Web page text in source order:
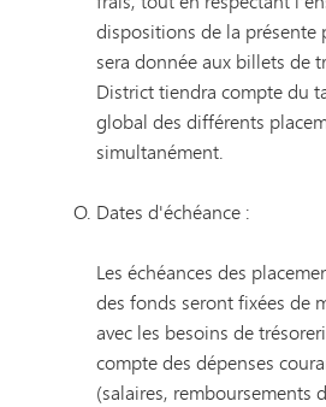
dispositions de la présente
sera donnée aux billets de
District tiendra compte du
global des différents
simultanément.
Dates d'échéance :
Les échéances des
des fonds seront fixées de
avec les besoins de
compte des dépenses
(salaires,